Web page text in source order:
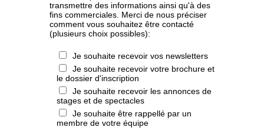
transmettre des informations ainsi qu'à des
fins commerciales. Merci de nous préciser
comment vous souhaitez être contacté
(plusieurs choix possibles):
Je souhaite recevoir vos newsletters
Je souhaite recevoir votre brochure et
le dossier d'inscription
Je souhaite recevoir les annonces de
stages et de spectacles
Je souhaite être rappellé par un
membre de votre équipe